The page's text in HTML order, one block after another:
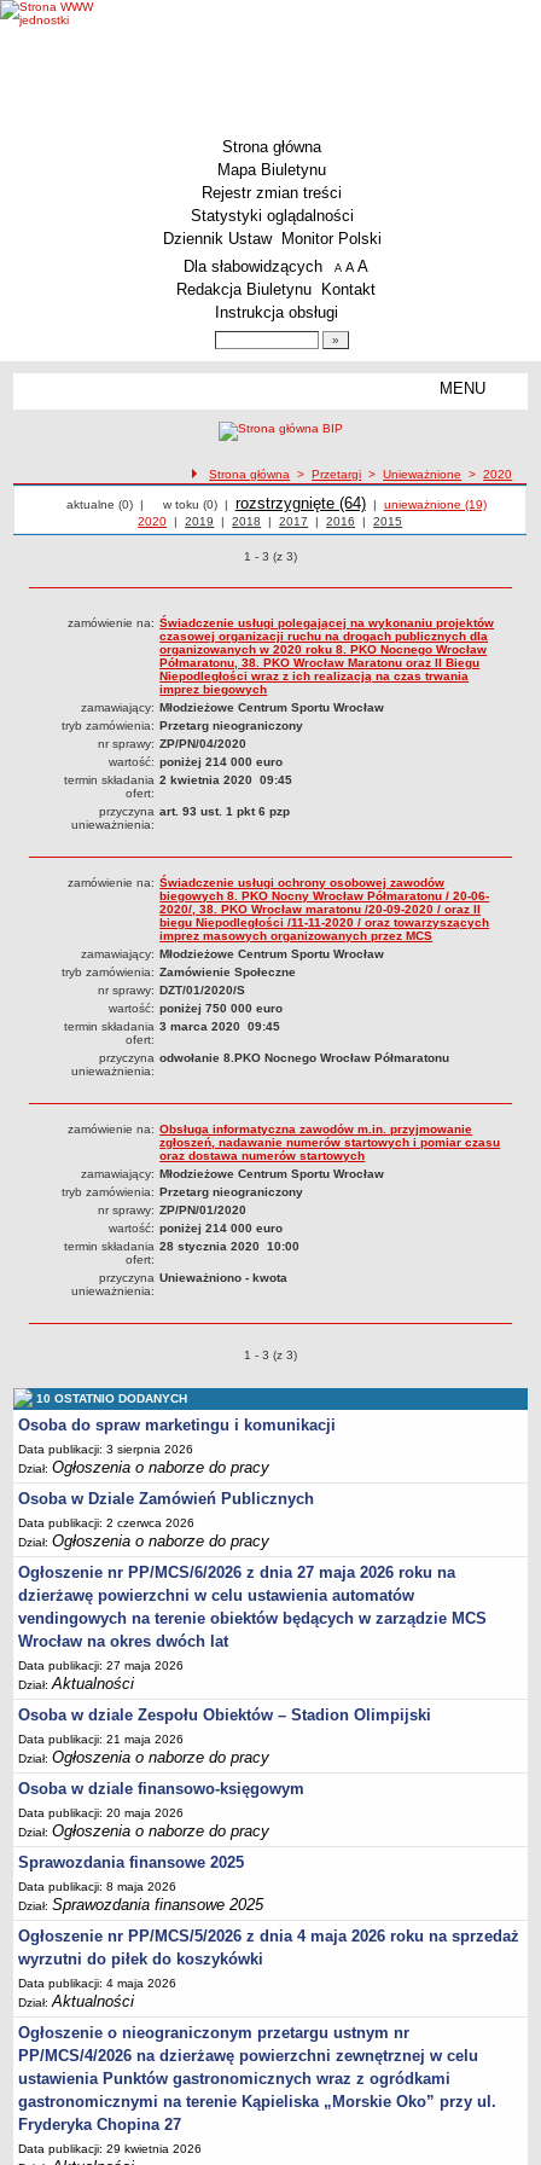
Strona główna
Mapa Biuletynu
Rejestr zmian treści
Statystyki oglądalności
Dziennik Ustaw
Monitor Polski
Menu dodatkowe
Dla słabowidzących A pomniejsz czcionkę
A standardowy rozmiar czcionki
A
Redakcja Biuletynu
Kontakt
Instrukcja obsługi
MENU
KSeF – wystawianie faktur dla MCS Wrocław
Status prawny
Dokumenty organizacyjne
Przyjmowanie i załatwianie spraw
Archiwum postępowań
RODO
Kontrole
Petycje
Rejestr wniosków o udostępnienie informacji publicznej
Deklaracja dostępności
Plan postępowań
Platforma zakupowa
Plan postepowań o udzielenie zamówień na rok 2026
SPRAWOZDANIA
Sprawozdania finansowe 2021
Sprawozdania finansowe 2022
Sprawozdania finansowe 2023
Sprawozdania finansowe 2024
Sprawozdania finansowe 2025
ścieżka nawigacji
Strona główna >Przetargi >Unieważnione >2020
Przetargi unieważnione z 2020 roku
Przetargi
aktualne (0)| Przetargi
w toku (0)| Przetargi
rozstrzygnięte (64)| Przetargi
unieważnione (19)
Przetargi z roku
2020 |Przetargi z roku
2019 |Przetargi z roku
2018 |Przetargi z roku
2017 |Przetargi z roku
2016 |Przetargi z roku
2015
Przetargi o pozycjach
1 - 3 (z 3)
zamówienie na: Świadczenie usługi polegającej na wykonaniu projektów
czasowej organizacji ruchu na drogach publicznych dla
organizowanych w 2020 roku 8. PKO Nocnego Wrocław
Półmaratonu, 38. PKO Wrocław Maratonu oraz II Biegu
Niepodległości wraz z ich realizacją na czas trwania
imprez biegowych
zamawiający: Młodzieżowe Centrum Sportu Wrocław
tryb zamówienia: Przetarg nieograniczony
nr sprawy: ZP/PN/04/2020
wartość: poniżej 214 000 euro
termin składania
ofert:
2 kwietnia 2020 09:45
przyczyna
unieważnienia:
art. 93 ust. 1 pkt 6 pzp
zamówienie na: Świadczenie usługi ochrony osobowej zawodów
biegowych 8. PKO Nocny Wrocław Półmaratonu / 20-06-
2020/, 38. PKO Wrocław maratonu /20-09-2020 / oraz II
biegu Niepodległości /11-11-2020 / oraz towarzyszących
imprez masowych organizowanych przez MCS
zamawiający: Młodzieżowe Centrum Sportu Wrocław
tryb zamówienia: Zamówienie Społeczne
nr sprawy: DZT/01/2020/S
wartość: poniżej 750 000 euro
termin składania
ofert:
3 marca 2020 09:45
przyczyna
unieważnienia:
odwołanie 8.PKO Nocnego Wrocław Półmaratonu
zamówienie na: Obsługa informatyczna zawodów m.in. przyjmowanie
zgłoszeń, nadawanie numerów startowych i pomiar czasu
oraz dostawa numerów startowych
zamawiający: Młodzieżowe Centrum Sportu Wrocław
tryb zamówienia: Przetarg nieograniczony
nr sprawy: ZP/PN/01/2020
wartość: poniżej 214 000 euro
termin składania
ofert:
28 stycznia 2020 10:00
przyczyna
unieważnienia:
Unieważniono - kwota
Przetargi o pozycjach
1 - 3 (z 3)
10 OSTATNIO DODANYCH
Osoba do spraw marketingu i komunikacji
Data publikacji: 3 sierpnia 2026
Dział:Ogłoszenia o naborze do pracy
Osoba w Dziale Zamówień Publicznych
Data publikacji: 2 czerwca 2026
Dział:Ogłoszenia o naborze do pracy
Ogłoszenie nr PP/MCS/6/2026 z dnia 27 maja 2026 roku na
dzierżawę powierzchni w celu ustawienia automatów
vendingowych na terenie obiektów będących w zarządzie MCS
Wrocław na okres dwóch lat
Data publikacji: 27 maja 2026
Dział:Aktualności
Osoba w dziale Zespołu Obiektów – Stadion Olimpijski
Data publikacji: 21 maja 2026
Dział:Ogłoszenia o naborze do pracy
Osoba w dziale finansowo-księgowym
Data publikacji: 20 maja 2026
Dział:Ogłoszenia o naborze do pracy
Sprawozdania finansowe 2025
Data publikacji: 8 maja 2026
Dział:Sprawozdania finansowe 2025
Ogłoszenie nr PP/MCS/5/2026 z dnia 4 maja 2026 roku na sprzedaż
wyrzutni do piłek do koszykówki
Data publikacji: 4 maja 2026
Dział:Aktualności
Ogłoszenie o nieograniczonym przetargu ustnym nr
PP/MCS/4/2026 na dzierżawę powierzchni zewnętrznej w celu
ustawienia Punktów gastronomicznych wraz z ogródkami
gastronomicznymi na terenie Kąpieliska „Morskie Oko” przy ul.
Fryderyka Chopina 27
Data publikacji: 29 kwietnia 2026